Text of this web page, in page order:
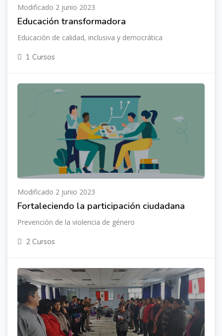
Modificado 2 junio 2023
Educación transformadora
Educación de calidad, inclusiva y democrática
1 Cursos
Modificado 2 junio 2023
Fortaleciendo la participación ciudadana
Prevención de la violencia de género
2 Cursos